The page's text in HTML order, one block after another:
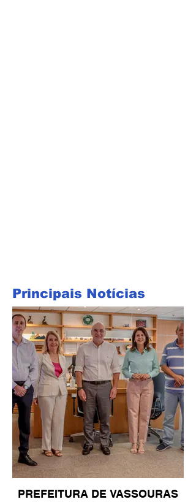
Principais Notícias
PREFEITURA DE VASSOURAS